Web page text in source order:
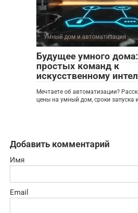
Умный дом и автоматизация
Будущее умного
простых команд к
искусственному
Мечтаете об автоматизации?
цены на умный дом, сроки запуска
Добавить комментарий
Имя
Email